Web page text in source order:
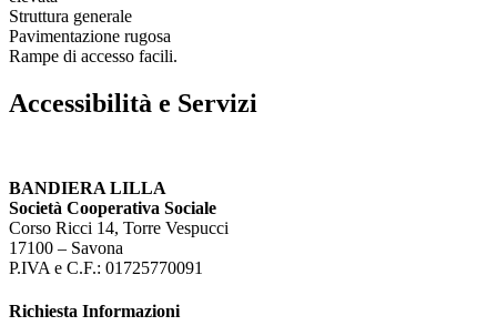
Struttura generale
Pavimentazione rugosa
Rampe di accesso facili.
Accessibilità e Servizi
BANDIERA LILLA
Società Cooperativa Sociale
Corso Ricci 14, Torre Vespucci
17100 – Savona
P.IVA e C.F.: 01725770091
Richiesta Informazioni